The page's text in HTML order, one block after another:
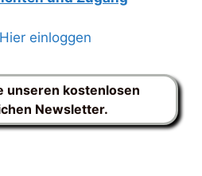
Hier einloggen
unseren kostenlosen
Newsletter.